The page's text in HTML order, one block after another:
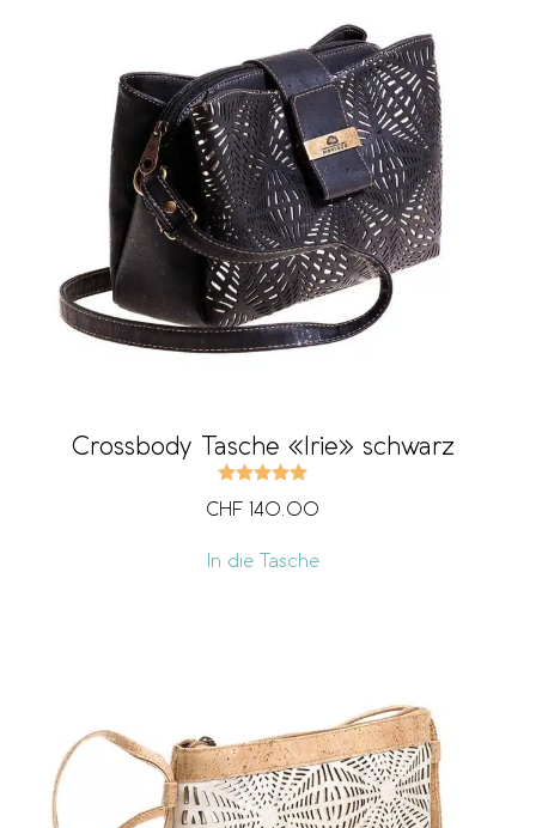
Crossbody Tasche «Irie» schwarz
CHF 140.00
In die Tasche